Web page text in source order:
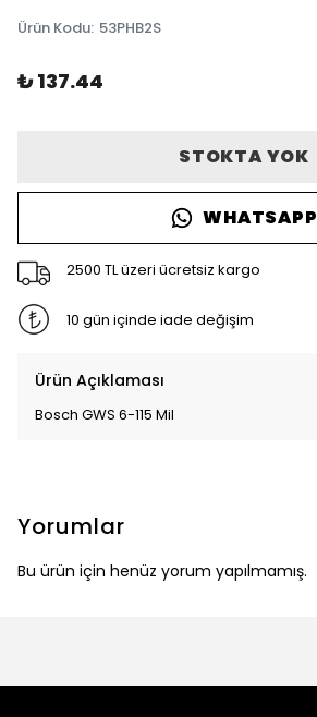
Ürün Kodu: 53PHB2S
₺ 137.44
STOKTA YOK
WHATSAPP
2500 TL üzeri ücretsiz kargo
10 gün içinde iade değişim
Ürün Açıklaması
Bosch GWS 6-115 Mil
Yorumlar
Bu ürün için henüz yorum yapılmamış.